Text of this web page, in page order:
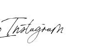
Instagram